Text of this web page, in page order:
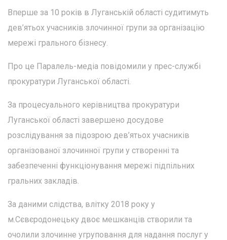
Вперше за 10 років в Луганській області судитимуть
дев’ятьох учасників злочинної групи за організацію
мережі грального бізнесу.
Про це Паралель-медіа повідомили у прес-службі
прокуратури Луганської області.
За процесуального керівництва прокуратури
Луганської області завершено досудове
розслідування за підозрою дев’ятьох учасників
організованої злочинної групи у створенні та
забезпеченні функціонування мережі підпільних
гральних закладів.
За даними слідства, влітку 2018 року у
м.Сєвєродонецьку двоє мешканців створили та
очолили злочинне угруповання для надання послуг у